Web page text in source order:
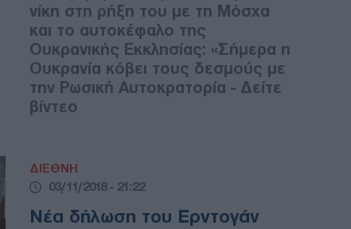
νίκη στη ρήξη του με τη Μόσχα
και το αυτοκέφαλο της
Ουκρανικής Εκκλησίας: «Σήμερα η
Ουκρανία κόβει τους δεσμούς με
την Ρωσική Αυτοκρατορία - Δείτε
βίντεο
ΔΙΕΘΝΗ
03/11/2018 - 21:22
Νέα δήλωση του Ερντογάν